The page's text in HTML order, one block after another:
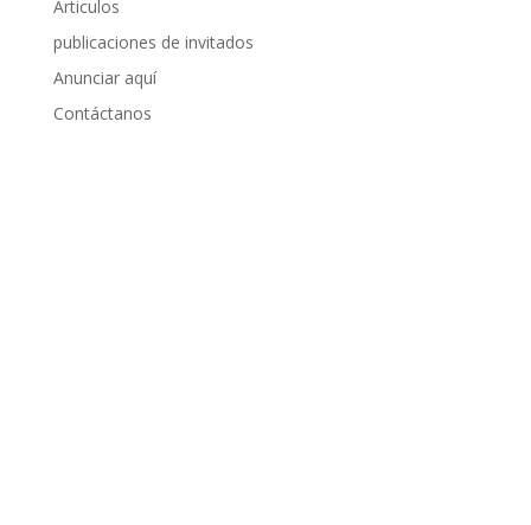
Articulos
publicaciones de invitados
Anunciar aquí
Contáctanos